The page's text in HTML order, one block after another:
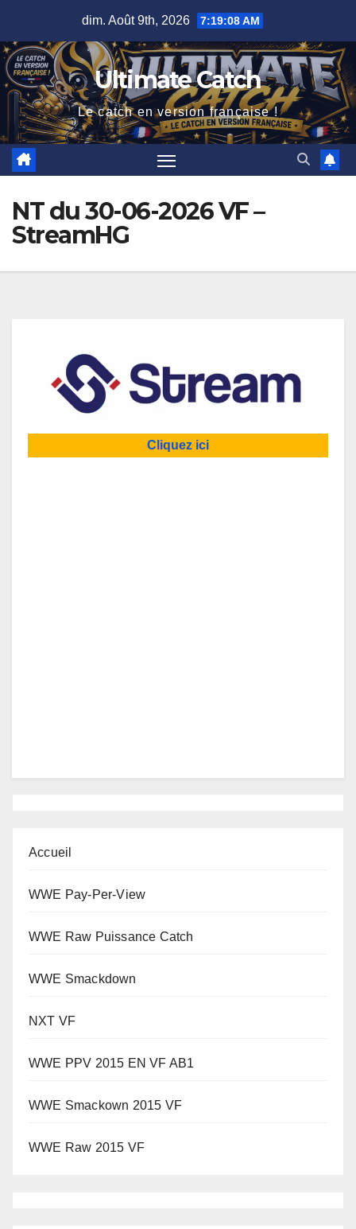
content
dim. Août 9th, 2026 7:19:08 AM
Ultimate Catch
Le catch en version française !
NT du 30-06-2026 VF –
StreamHG
Cliquez ici
Accueil
WWE Pay-Per-View
WWE Raw Puissance Catch
WWE Smackdown
NXT VF
WWE PPV 2015 EN VF AB1
WWE Smackown 2015 VF
WWE Raw 2015 VF